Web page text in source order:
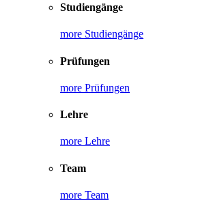
Studiengänge
more Studiengänge
Prüfungen
more Prüfungen
Lehre
more Lehre
Team
more Team